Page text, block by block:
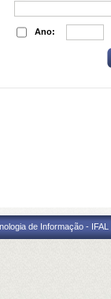
Ano:
de Informação -